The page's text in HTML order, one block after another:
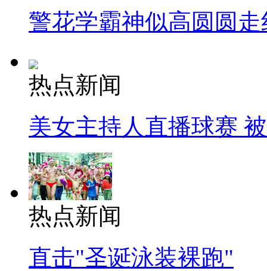
警花学霸神似高圆圆走
热点新闻
美女主持人直播球赛
热点新闻
直击"圣诞泳装裸跑"